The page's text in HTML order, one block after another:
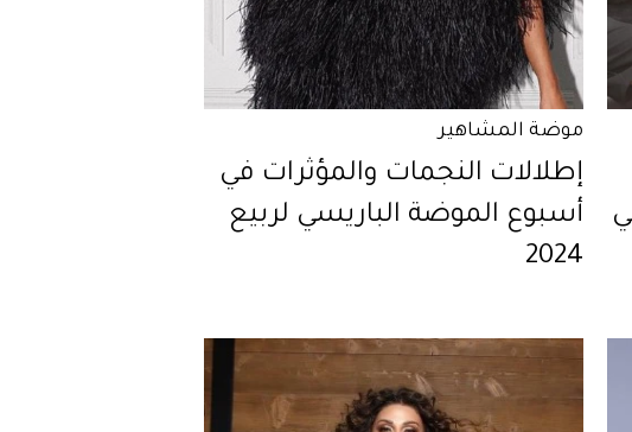
موضة المشاهير
إطلالات النجمات والمؤثرات في
أسبوع الموضة الباريسي لربيع
2024